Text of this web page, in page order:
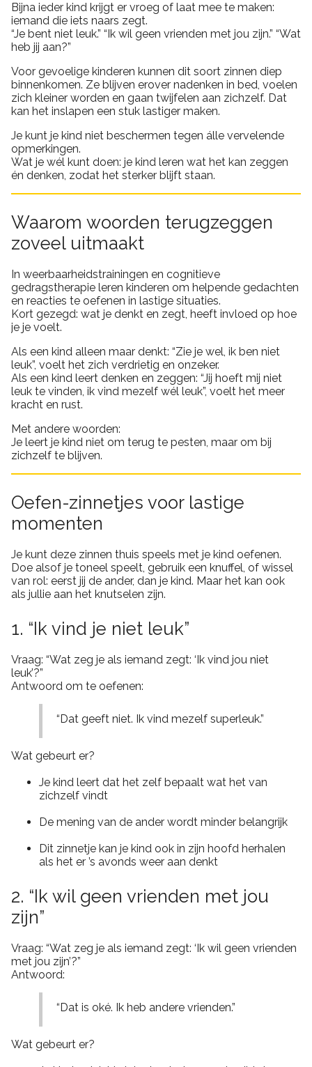
Bijna ieder kind krijgt er vroeg of laat mee te maken:
iemand die iets naars zegt.
“Je bent niet leuk.” “Ik wil geen vrienden met jou zijn.” “Wat
heb jij aan?”
Voor gevoelige kinderen kunnen dit soort zinnen diep
binnenkomen. Ze blijven erover nadenken in bed, voelen
zich kleiner worden en gaan twijfelen aan zichzelf. Dat
kan het inslapen een stuk lastiger maken.
Je kunt je kind niet beschermen tegen álle vervelende
opmerkingen.
Wat je wél kunt doen: je kind leren wat het kan zeggen
én denken, zodat het sterker blijft staan.
Waarom woorden terugzeggen
zoveel uitmaakt
In weerbaarheidstrainingen en cognitieve
gedragstherapie leren kinderen om helpende gedachten
en reacties te oefenen in lastige situaties.
Kort gezegd: wat je denkt en zegt, heeft invloed op hoe
je je voelt.
Als een kind alleen maar denkt: “Zie je wel, ik ben niet
leuk”, voelt het zich verdrietig en onzeker.
Als een kind leert denken en zeggen: “Jij hoeft mij niet
leuk te vinden, ik vind mezelf wél leuk”, voelt het meer
kracht en rust.
Met andere woorden:
Je leert je kind niet om terug te pesten, maar om bij
zichzelf te blijven.
Oefen-zinnetjes voor lastige
momenten
Je kunt deze zinnen thuis speels met je kind oefenen.
Doe alsof je toneel speelt, gebruik een knuffel, of wissel
van rol: eerst jij de ander, dan je kind. Maar het kan ook
als jullie aan het knutselen zijn.
1. “Ik vind je niet leuk”
Vraag: “Wat zeg je als iemand zegt: ‘Ik vind jou niet
leuk’?”
Antwoord om te oefenen:
“Dat geeft niet. Ik vind mezelf superleuk.”
Wat gebeurt er?
Je kind leert dat het zelf bepaalt wat het van
zichzelf vindt
De mening van de ander wordt minder belangrijk
Dit zinnetje kan je kind ook in zijn hoofd herhalen
als het er ’s avonds weer aan denkt
2. “Ik wil geen vrienden met jou
zijn”
Vraag: “Wat zeg je als iemand zegt: ‘Ik wil geen vrienden
met jou zijn’?”
Antwoord:
“Dat is oké. Ik heb andere vrienden.”
Wat gebeurt er?